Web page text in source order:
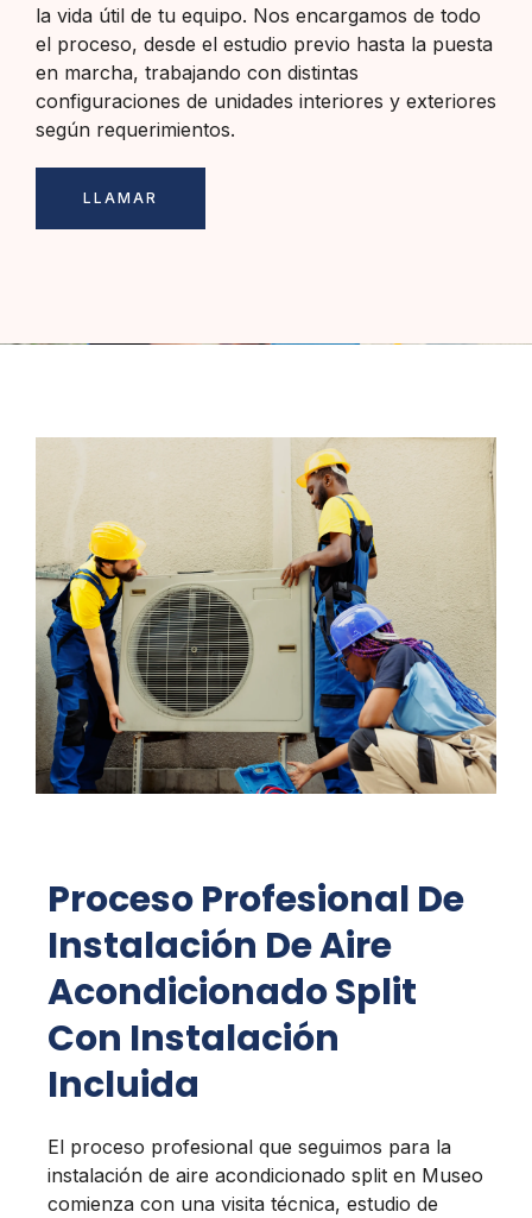
la vida útil de tu equipo. Nos encargamos de todo
el proceso, desde el estudio previo hasta la puesta
en marcha, trabajando con distintas
configuraciones de unidades interiores y exteriores
según requerimientos.
LLAMAR
Proceso Profesional De
Instalación De Aire
Acondicionado Split
Con Instalación
Incluida
El proceso profesional que seguimos para la
instalación de aire acondicionado split en Museo
comienza con una visita técnica, estudio de